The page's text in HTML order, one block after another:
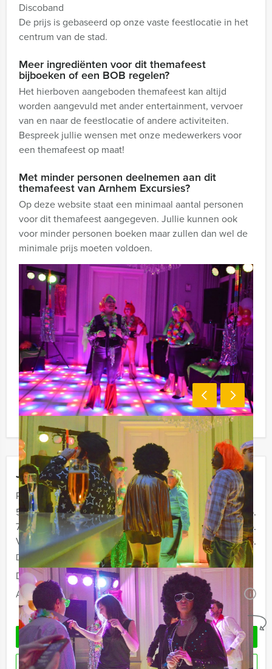
Jouw uitje
Prijs :
50 - 74 personen
€ 104,50 p.p.
75 - 99 personen
€ 97,50 p.p.
Vanaf 100 personen
€ 89,50 p.p.
De prijzen zijn exclusief BTW
Duur:
4 uur
Aantal:
Minimaal 50 personen i
Geheel vrijblijvend
OFFERTE AANVRAGEN
RESERVEREN
Discoband
De prijs is gebaseerd op onze vaste feestlocatie in het
centrum van de stad.
Meer ingrediënten voor dit themafeest
bijboeken of een BOB regelen?
Het hierboven aangeboden themafeest kan altijd
worden aangevuld met ander entertainment, vervoer
van en naar de feestlocatie of andere activiteiten.
Bespreek jullie wensen met onze medewerkers voor
een themafeest op maat!
Met minder personen deelnemen aan dit
themafeest van Arnhem Excursies?
Op deze website staat een minimaal aantal personen
voor dit themafeest aangegeven. Jullie kunnen ook
voor minder personen boeken maar zullen dan wel de
minimale prijs moeten voldoen.